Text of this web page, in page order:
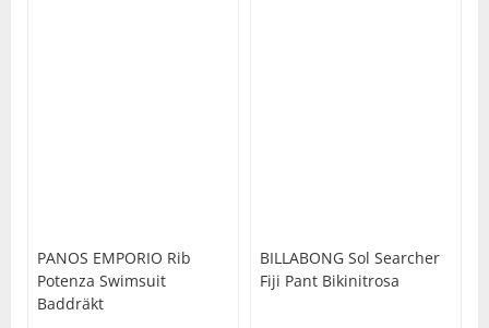
PANOS EMPORIO Rib
Potenza Swimsuit
Baddräkt
BILLABONG Sol Searcher
Fiji Pant Bikinitrosa